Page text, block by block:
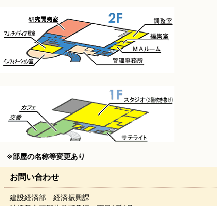
※部屋の名称等変更あり
お問い合わせ
建設経済部 経済振興課